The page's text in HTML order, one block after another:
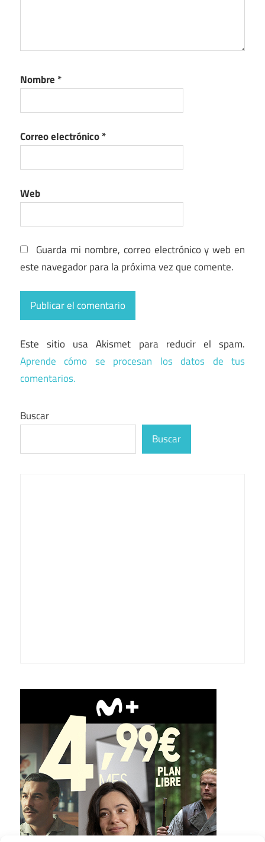
Nombre *
Correo electrónico*
Web
Guarda mi nombre, correo electrónico y web en
este navegador para la próxima vez que comente.
Este sitio usa Akismet para reducir el spam.
Aprende cómo se procesan los datos de tus
comentarios.
Buscar
Buscar